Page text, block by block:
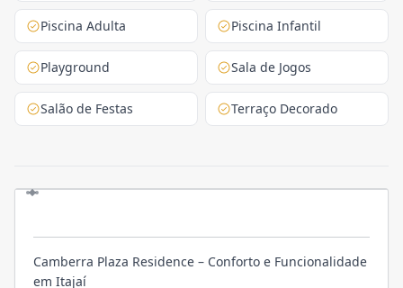
Piscina Adulta Piscina Infantil
Playground Sala de Jogos
Salão de Festas Terraço Decorado
Camberra Plaza Residence – Conforto e Funcionalidade
em Itajaí